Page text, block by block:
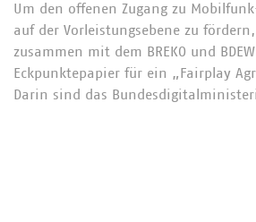
Um den offenen Zugang zu
auf der Vorleistungsebene zu
zusammen mit dem BREKO und
Eckpunktepapier für ein „Fairplay
Darin sind das